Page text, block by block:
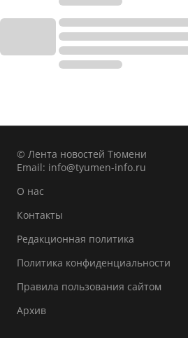
© Лента новостей Тюмени
Email: info@tyumen-info.ru
О нас
Контакты
Редакционная политика
Политика конфиденциальности
Правила пользования сайтом
Архив